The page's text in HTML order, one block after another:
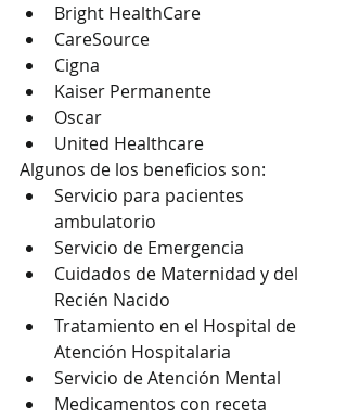
Bright HealthCare
CareSource
Cigna
Kaiser Permanente
Oscar
United Healthcare
Algunos de los beneficios son:
Servicio para pacientes
ambulatorio
Servicio de Emergencia
Cuidados de Maternidad y del
Recién Nacido
Tratamiento en el Hospital de
Atención Hospitalaria
Servicio de Atención Mental
Medicamentos con receta